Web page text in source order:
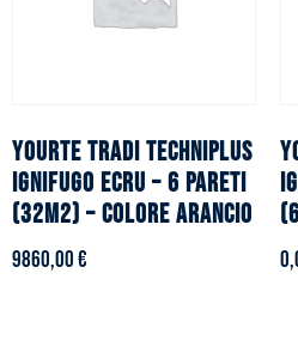
YOURTE TRADI TECHNIPLUS
ignifugo ecru – 6 pareti
(32m2) – Colore arancio
9860,00€